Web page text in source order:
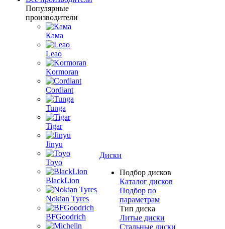
Популярные
производители
Кама
Leao
Kormoran
Cordiant
Tunga
Tigar
Jinyu
Toyo
BlackLion
Nokian Tyres
BFGoodrich
Диски
Подбор дисков
Каталог дисков
Подбор по
параметрам
Тип диска
Литые диски
Стальные диски